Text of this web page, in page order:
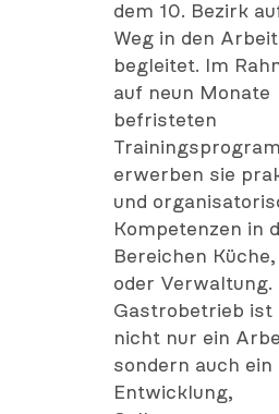
dem 10. Bezirk
Weg in den
begleitet. Im
auf neun Monate
befristeten
erwerben sie
und
Kompetenzen in
Bereichen
oder Verwaltung.
Gastrobetrieb ist
nicht nur ein
sondern auch
Entwicklung,